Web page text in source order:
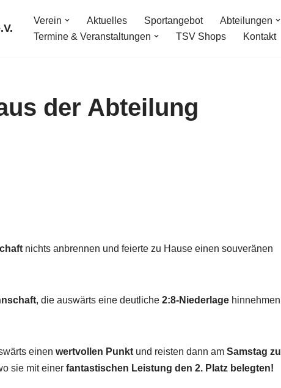
Verein Aktuelles Sportangebot Abteilungen
Termine & Veranstaltungen
TSV Shops Kontakt
der Abteilung
nichts anbrennen und feierte zu Hause einen souveränen
, die auswärts eine deutliche 2:8-Niederlage hinnehmen
einen wertvollen Punkt und reisten dann am Samstag zu
sie mit einer fantastischen Leistung den 2. Platz belegten!